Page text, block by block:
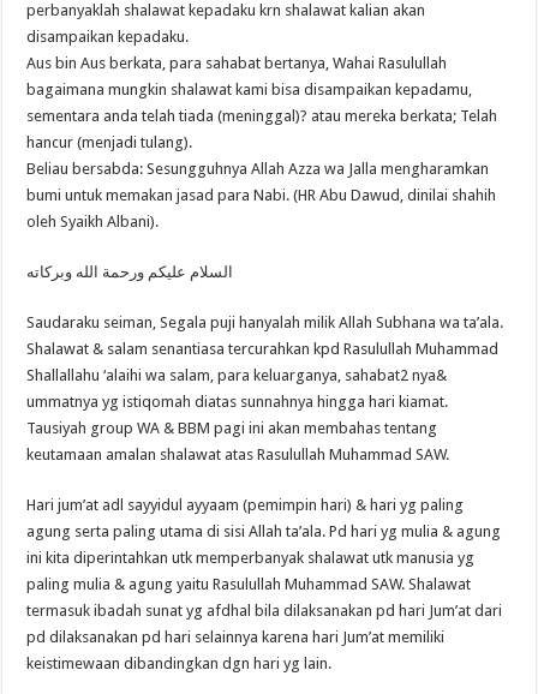
perbanyaklah shalawat kepadaku krn shalawat kalian akan
disampaikan kepadaku.
Aus bin Aus berkata, para sahabat bertanya, Wahai Rasulullah
bagaimana mungkin shalawat kami bisa disampaikan kepadamu,
sementara anda telah tiada (meninggal)? atau mereka berkata; Telah
hancur (menjadi tulang).
Beliau bersabda: Sesungguhnya Allah Azza wa Jalla mengharamkan
bumi untuk memakan jasad para Nabi. (HR Abu Dawud, dinilai shahih
oleh Syaikh Albani).
السلام عليكم ورحمة الله وبركاته
Saudaraku seiman, Segala puji hanyalah milik Allah Subhana wa ta’ala.
Shalawat & salam senantiasa tercurahkan kpd Rasulullah Muhammad
Shallallahu ‘alaihi wa salam, para keluarganya, sahabat2 nya&
ummatnya yg istiqomah diatas sunnahnya hingga hari kiamat.
Tausiyah group WA & BBM pagi ini akan membahas tentang
keutamaan amalan shalawat atas Rasulullah Muhammad SAW.
Hari jum’at adl sayyidul ayyaam (pemimpin hari) & hari yg paling
agung serta paling utama di sisi Allah ta’ala. Pd hari yg mulia & agung
ini kita diperintahkan utk memperbanyak shalawat utk manusia yg
paling mulia & agung yaitu Rasulullah Muhammad SAW. Shalawat
termasuk ibadah sunat yg afdhal bila dilaksanakan pd hari Jum’at dari
pd dilaksanakan pd hari selainnya karena hari Jum’at memiliki
keistimewaan dibandingkan dgn hari yg lain.